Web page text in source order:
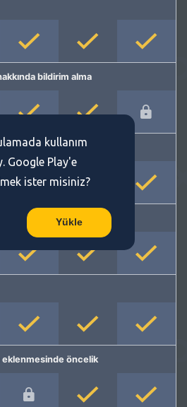
bildirim alma
eklenmesinde öncelik
kullanım
Google Play'e
ister misiniz?
Yükle